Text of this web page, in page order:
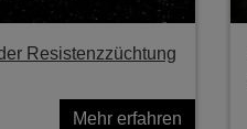
Resistenzzüchtung
Mehr erfahren